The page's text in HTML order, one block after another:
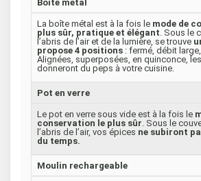
Boîte métal
La boîte métal est à la fois le mode de
plus sûr, pratique et élégant. Sous le
l’abris de l’air et de la lumière, se trouve
propose 4 positions : fermé, débit
Alignées, superposées, en quinconce,
donneront du peps à votre cuisine.
Pot en verre
Le pot en verre sous vide est à la fois le
conservation le plus sûr. Sous le
l’abris de l’air, vos épices ne subiront
du temps.
Moulin rechargeable